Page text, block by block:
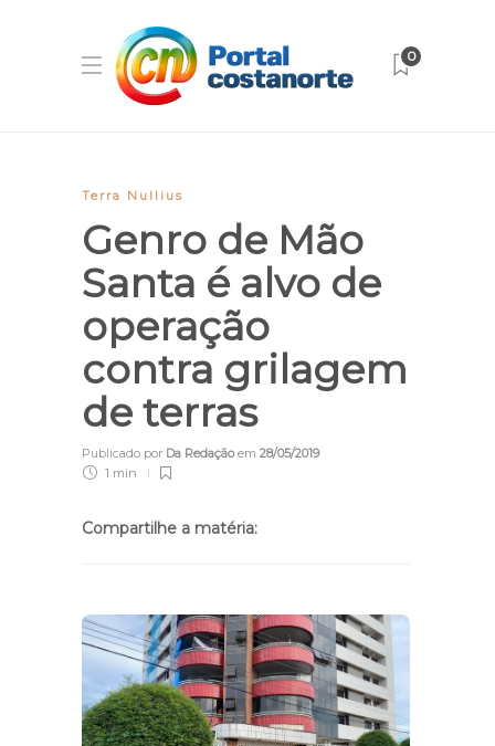
0
Terra Nullius
Genro de Mão
Santa é alvo de
operação
contra grilagem
de terras
Publicado por Da Redaçãoem 28/05/2019
1 min
Compartilhe a matéria: